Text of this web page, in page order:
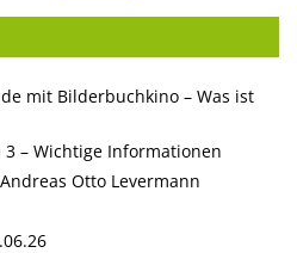
mit Bilderbuchkino – Was ist
– Wichtige Informationen
Otto Levermann